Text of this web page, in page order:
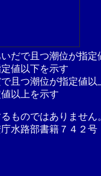
だで且つ潮位が指
値以下を示す
且つ潮位が指定値以
以上を示す
ものではありませ
水路部書籍７４２